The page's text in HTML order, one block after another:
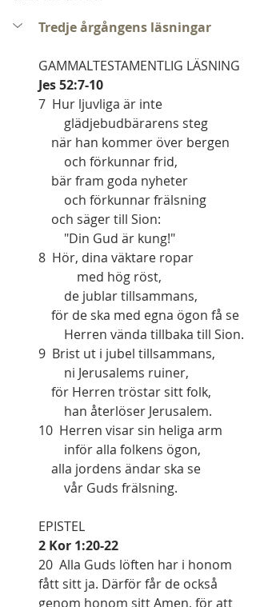
Tredje årgångens läsningar
GAMMALTESTAMENTLIG LÄSNING
Jes 52:7-10
7  Hur ljuvliga är inte
        glädjebudbärarens steg
    när han kommer över bergen
        och förkunnar frid,
    bär fram goda nyheter
        och förkunnar frälsning
    och säger till Sion:
        "Din Gud är kung!"
8  Hör, dina väktare ropar
            med hög röst,
        de jublar tillsammans,
    för de ska med egna ögon få se
        Herren vända tillbaka till Sion.
9  Brist ut i jubel tillsammans,
        ni Jerusalems ruiner,
    för Herren tröstar sitt folk,
        han återlöser Jerusalem.
10  Herren visar sin heliga arm
        inför alla folkens ögon,
    alla jordens ändar ska se
        vår Guds frälsning.
EPISTEL
2 Kor 1:20-22
20  Alla Guds löften har i honom
fått sitt ja. Därför får de också
genom honom sitt Amen, för att